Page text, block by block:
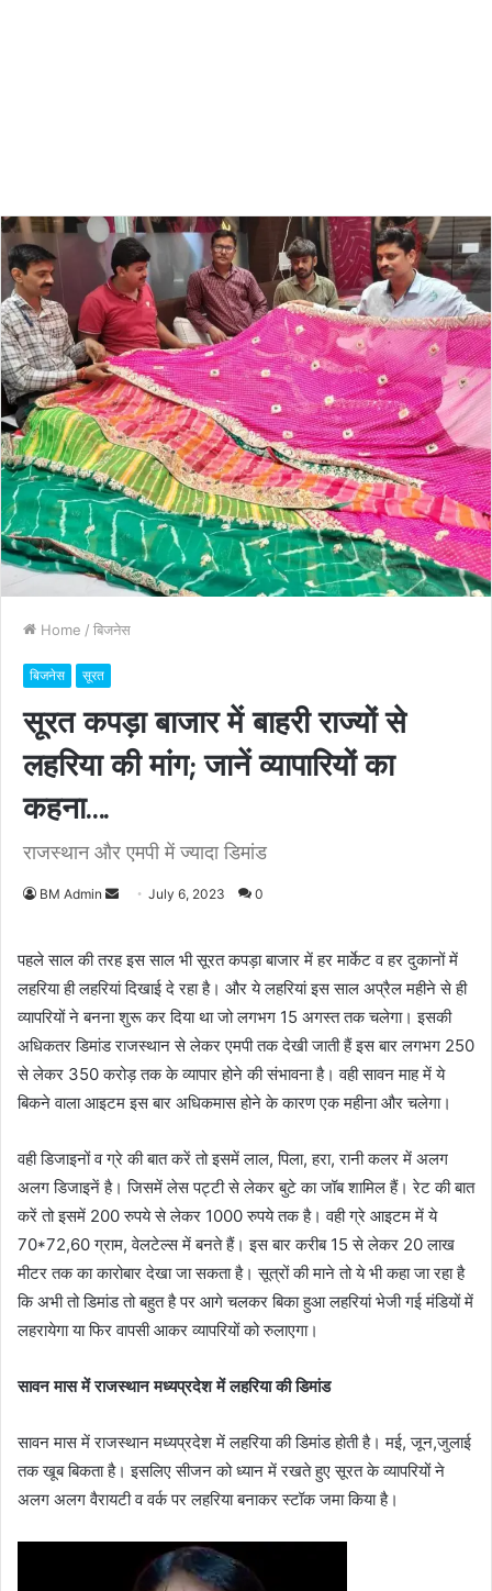
Home / बिजनेस
बिजनेस सूरत
सूरत कपड़ा बाजार में बाहरी राज्यों से
लहरिया की मांग; जानें व्यापारियों का
कहना….
राजस्थान और एमपी में ज्यादा डिमांड
BM Admin
d
a
n
e
m
a
l
July 6, 2023 0
पहले साल की तरह इस साल भी सूरत कपड़ा बाजार में हर मार्केट व हर दुकानों में
लहरिया ही लहरियां दिखाई दे रहा है। और ये लहरियां इस साल अप्रैल महीने से ही
व्यापरियों ने बनना शुरू कर दिया था जो लगभग 15 अगस्त तक चलेगा। इसकी
अधिकतर डिमांड राजस्थान से लेकर एमपी तक देखी जाती हैं इस बार लगभग 250
से लेकर 350 करोड़ तक के व्यापार होने की संभावना है। वही सावन माह में ये
बिकने वाला आइटम इस बार अधिकमास होने के कारण एक महीना और चलेगा।
वही डिजाइनों व ग्रे की बात करें तो इसमें लाल, पिला, हरा, रानी कलर में अलग
अलग डिजाइनें है। जिसमें लेस पट्टी से लेकर बुटे का जॉब शामिल हैं। रेट की बात
करें तो इसमें 200 रुपये से लेकर 1000 रुपये तक है। वही ग्रे आइटम में ये
70*72,60 ग्राम, वेलटेल्स में बनते हैं। इस बार करीब 15 से लेकर 20 लाख
मीटर तक का कारोबार देखा जा सकता है। सूत्रों की माने तो ये भी कहा जा रहा है
कि अभी तो डिमांड तो बहुत है पर आगे चलकर बिका हुआ लहरियां भेजी गई मंडियों में
लहरायेगा या फिर वापसी आकर व्यापरियों को रुलाएगा।
सावन मास में राजस्थान मध्यप्रदेश में लहरिया की डिमांड
सावन मास में राजस्थान मध्यप्रदेश में लहरिया की डिमांड होती है। मई, जून,जुलाई
तक खूब बिकता है। इसलिए सीजन को ध्यान में रखते हुए सूरत के व्यापरियों ने
अलग अलग वैरायटी व वर्क पर लहरिया बनाकर स्टॉक जमा किया है।